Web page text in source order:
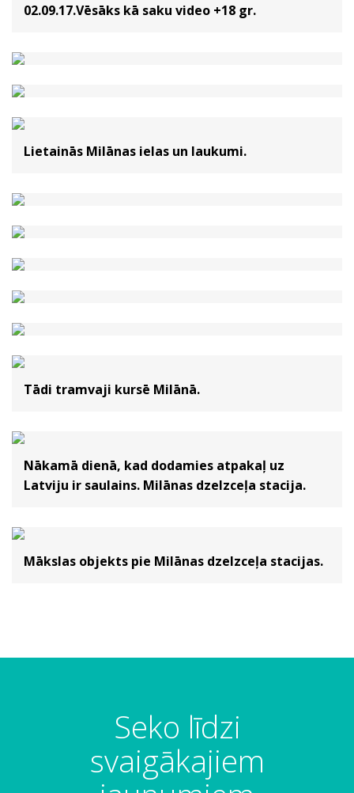
02.09.17.Vēsāks kā saku video +18 gr.
Lietainās Milānas ielas un laukumi.
Tādi tramvaji kursē Milānā.
Nākamā dienā, kad dodamies atpakaļ uz
Latviju ir saulains. Milānas dzelzceļa stacija.
Mākslas objekts pie Milānas dzelzceļa stacijas.
Seko līdzi
svaigākajiem